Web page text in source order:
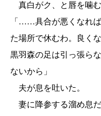
真白がク、と唇を噛む
「……具合が悪くなれ
た場所で休むわ。良く
黒羽森の足は引っ張ら
ないから」
夫が息を吐いた。
妻に降参する溜め息だ